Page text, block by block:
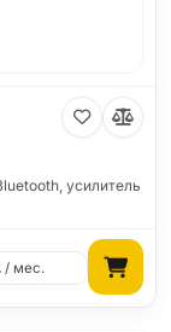
усилитель
/ мес.